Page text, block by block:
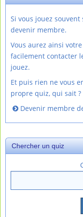
Si vous jouez souvent
devenir membre.
Vous aurez ainsi
facilement contacter
jouez.
Et puis rien ne vous
propre quiz, qui sait ?
Devenir membre
Chercher un quiz